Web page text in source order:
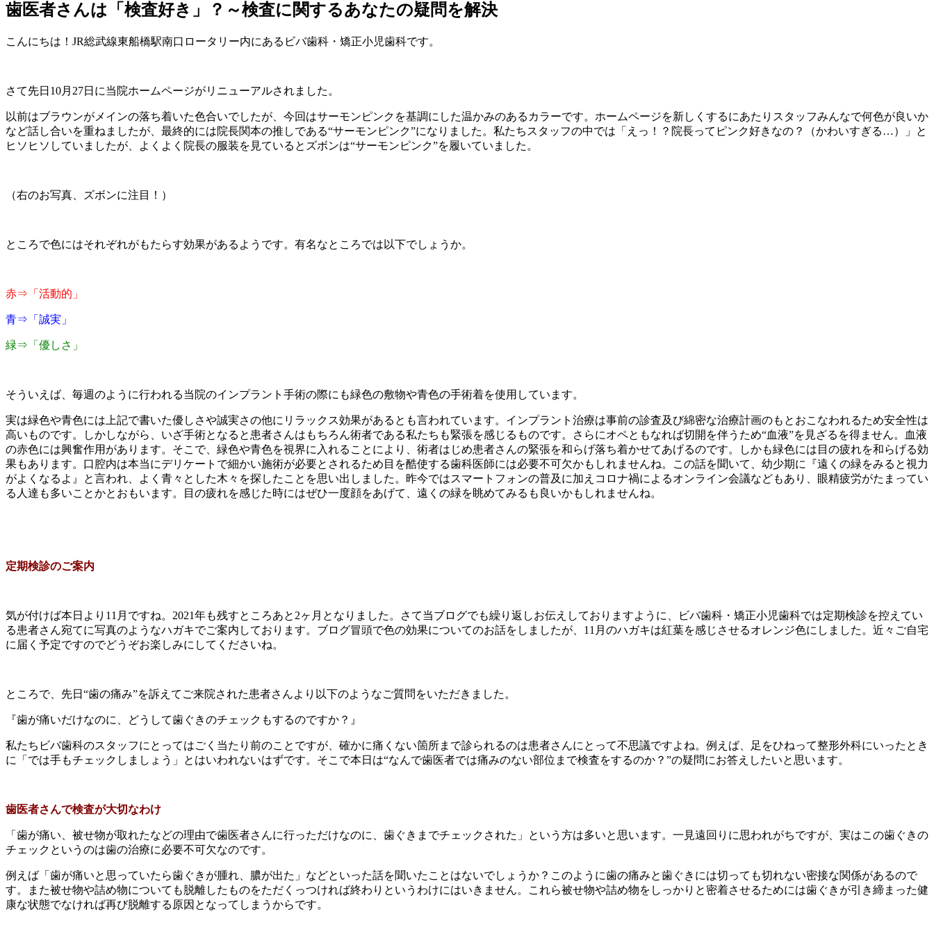
歯医者さんは「検査好き」？～検査に関するあなたの疑問を解決
こんにちは！JR総武線東船橋駅南口ロータリー内にあるビバ歯科・矯正小児歯科です。
さて先日10月27日に当院ホームページがリニューアルされました。
以前はブラウンがメインの落ち着いた色合いでしたが、今回はサーモンピンクを基調にした温かみのあるカラーです。ホームページを新しくするにあたりスタッフみんなで何色が良いか
など話し合いを重ねましたが、最終的には院長関本の推しである“サーモンピンク”になりました。私たちスタッフの中では「えっ！？院長ってピンク好きなの？（かわいすぎる…）」と
ヒソヒソしていましたが、よくよく院長の服装を見ているとズボンは“サーモンピンク”を履いていました。
（右のお写真、ズボンに注目！）
ところで色にはそれぞれがもたらす効果があるようです。有名なところでは以下でしょうか。
赤⇒「活動的」
青⇒「誠実」
緑⇒「優しさ」
そういえば、毎週のように行われる当院のインプラント手術の際にも緑色の敷物や青色の手術着を使用しています。
実は緑色や青色には上記で書いた優しさや誠実さの他にリラックス効果があるとも言われています。インプラント治療は事前の診査及び綿密な治療計画のもとおこなわれるため安全性は
高いものです。しかしながら、いざ手術となると患者さんはもちろん術者である私たちも緊張を感じるものです。さらにオペともなれば切開を伴うため“血液”を見ざるを得ません。血液
の赤色には興奮作用があります。そこで、緑色や青色を視界に入れることにより、術者はじめ患者さんの緊張を和らげ落ち着かせてあげるのです。しかも緑色には目の疲れを和らげる効
果もあります。口腔内は本当にデリケートで細かい施術が必要とされるため目を酷使する歯科医師には必要不可欠かもしれませんね。この話を聞いて、幼少期に『遠くの緑をみると視力
がよくなるよ』と言われ、よく青々とした木々を探したことを思い出しました。昨今ではスマートフォンの普及に加えコロナ禍によるオンライン会議などもあり、眼精疲労がたまってい
る人達も多いことかとおもいます。目の疲れを感じた時にはぜひ一度顔をあげて、遠くの緑を眺めてみるも良いかもしれませんね。
定期検診のご案内
気が付けば本日より11月ですね。2021年も残すところあと2ヶ月となりました。さて当ブログでも繰り返しお伝えしておりますように、ビバ歯科・矯正小児歯科では定期検診を控えてい
る患者さん宛てに写真のようなハガキでご案内しております。ブログ冒頭で色の効果についてのお話をしましたが、11月のハガキは紅葉を感じさせるオレンジ色にしました。近々ご自宅
に届く予定ですのでどうぞお楽しみにしてくださいね。
ところで、先日“歯の痛み”を訴えてご来院された患者さんより以下のようなご質問をいただきました。
『歯が痛いだけなのに、どうして歯ぐきのチェックもするのですか？』
私たちビバ歯科のスタッフにとってはごく当たり前のことですが、確かに痛くない箇所まで診られるのは患者さんにとって不思議ですよね。例えば、足をひねって整形外科にいったとき
に「では手もチェックしましょう」とはいわれないはずです。そこで本日は“なんで歯医者では痛みのない部位まで検査をするのか？”の疑問にお答えしたいと思います。
歯医者さんで検査が大切なわけ
「歯が痛い、被せ物が取れたなどの理由で歯医者さんに行っただけなのに、歯ぐきまでチェックされた」という方は多いと思います。一見遠回りに思われがちですが、実はこの歯ぐきの
チェックというのは歯の治療に必要不可欠なのです。
例えば「歯が痛いと思っていたら歯ぐきが腫れ、膿が出た」などといった話を聞いたことはないでしょうか？このように歯の痛みと歯ぐきには切っても切れない密接な関係があるので
す。また被せ物や詰め物についても脱離したものをただくっつければ終わりというわけにはいきません。これら被せ物や詰め物をしっかりと密着させるためには歯ぐきが引き締まった健
康な状態でなければ再び脱離する原因となってしまうからです。